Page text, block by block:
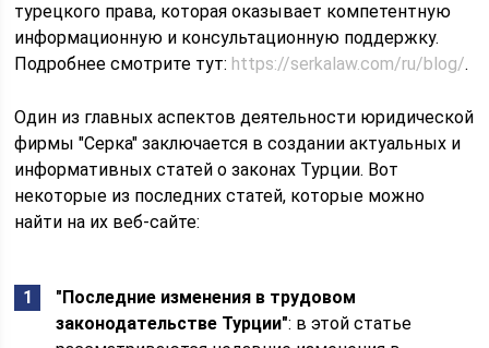
турецкого права, которая оказывает компетентную
информационную и консультационную поддержку.
Подробнее смотрите тут: https://serkalaw.com/ru/blog/.
Один из главных аспектов деятельности юридической
фирмы "Серка" заключается в создании актуальных и
информативных статей о законах Турции. Вот
некоторые из последних статей, которые можно
найти на их веб-сайте:
"Последние изменения в трудовом
законодательстве Турции": в этой статье